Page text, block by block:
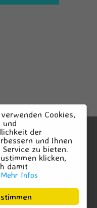
Cookies,
und
der
und Ihnen
zu bieten.
klicken,
damit
Mehr Infos